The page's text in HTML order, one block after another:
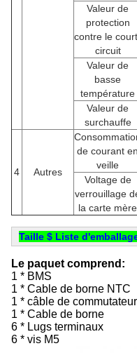
Valeur de
protection
contre le
circuit
Valeur de
basse
température
Valeur de
surchauffe
4 Autres
de courant en
veille
Voltage de
verrouillage
la carte mère
Taille $ Liste
Le paquet comprend:
1 * BMS
1 * Cable de borne NTC
1 * câble de commutateur
1 * Cable de borne
6 * Lugs terminaux
6 * vis M5